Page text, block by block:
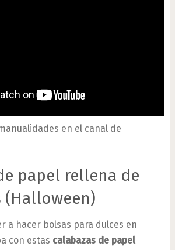
en el canal de
papel rellena de
(Halloween)
a hacer bolsas para dulces en
con estas calabazas de papel